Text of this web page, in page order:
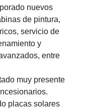
nuevos
de pintura,
servicio de
y
entre
muy presente
placas solares